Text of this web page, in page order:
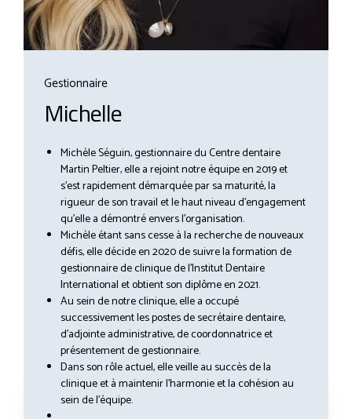
Gestionnaire
Michelle
Michèle Séguin, gestionnaire du Centre dentaire
Martin Peltier, elle a rejoint notre équipe en 2019 et
s’est rapidement démarquée par sa maturité, la
rigueur de son travail et le haut niveau d’engagement
qu’elle a démontré envers l’organisation.
Michèle étant sans cesse à la recherche de nouveaux
défis, elle décide en 2020 de suivre la formation de
gestionnaire de clinique de l’Institut Dentaire
International et obtient son diplôme en 2021.
Au sein de notre clinique, elle a occupé
successivement les postes de secrétaire dentaire,
d’adjointe administrative, de coordonnatrice et
présentement de gestionnaire.
Dans son rôle actuel, elle veille au succès de la
clinique et à maintenir l’harmonie et la cohésion au
sein de l’équipe.